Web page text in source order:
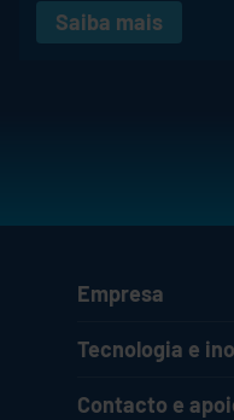
Saiba mais
Empresa
Tecnologia e
Contacto e